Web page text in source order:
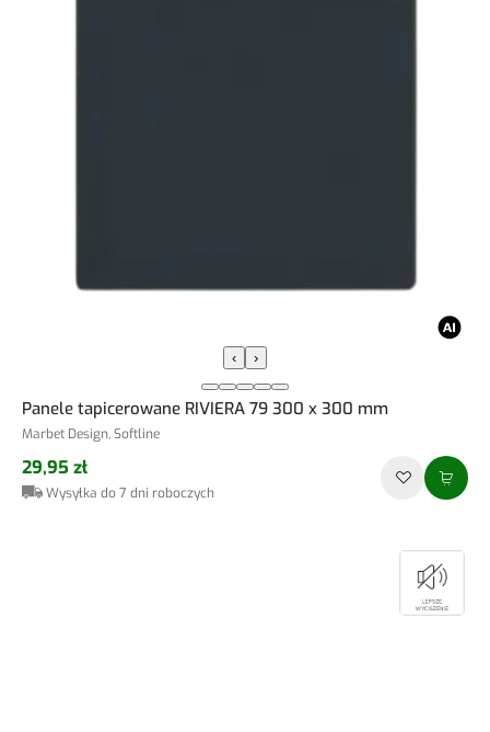
‹ ›
Panele tapicerowane RIVIERA 79 300 x 300 mm
Marbet Design, Softline
29,95 zł
Wysyłka do 7 dni roboczych